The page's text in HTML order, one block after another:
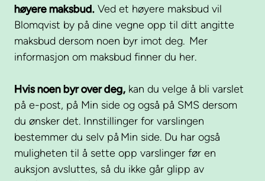
høyere maksbud. Ved et høyere maksbud vil
Blomqvist by på dine vegne opp til ditt angitte
maksbud dersom noen byr imot deg. Mer
informasjon om maksbud finner du her.
Hvis noen byr over deg, kan du velge å bli varslet
på e-post, på Min side og også på SMS dersom
du ønsker det. Innstillinger for varslingen
bestemmer du selv på Min side. Du har også
muligheten til å sette opp varslinger før en
auksjon avsluttes, så du ikke går glipp av